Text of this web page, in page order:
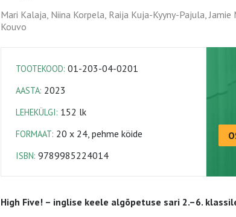
Mari Kalaja, Niina Korpela, Raija Kuja-Kyyny-Pajula, Jamie
Kouvo
TOOTEKOOD: 01-203-04-0201
AASTA: 2023
LEHEKÜLGI: 152 lk
FORMAAT: 20 x 24, pehme köide
ISBN: 9789985224014
High Five! – inglise keele algõpetuse sari 2.–6.